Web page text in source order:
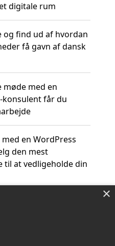
digitale rum
og find ud af hvordan
få gavn af dansk
møde med en
konsulent får du
en WordPress
den mest
til at vedligeholde din
×